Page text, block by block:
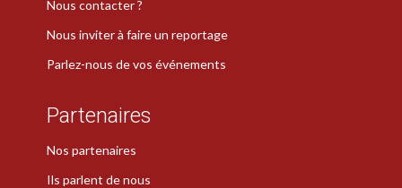
Nous contacter ?
Nous inviter à faire un reportage
Parlez-nous de vos événements
Partenaires
Nos partenaires
Ils parlent de nous